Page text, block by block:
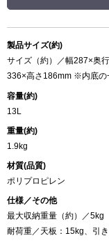
製品サイズ(約)
サイズ（約）／幅287×奥
336×高さ186mm ※内底の
容量(約)
13L
重量(約)
1.9kg
材質(品質)
ポリプロピレン
仕様／その他
最大収納重量（約）／5kg
耐荷重／天板：15kg、引